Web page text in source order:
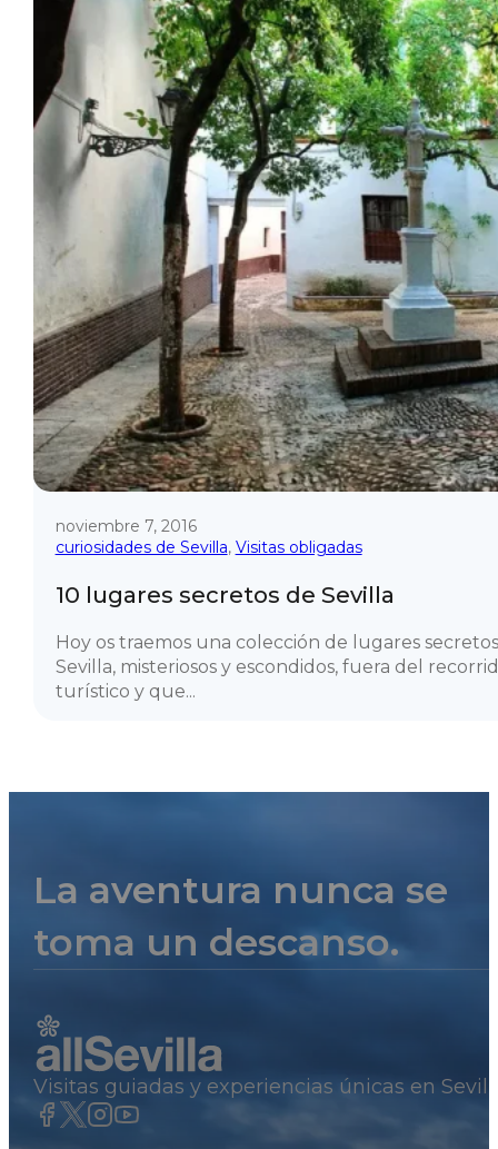
noviembre 7, 2016
curiosidades de Sevilla, Visitas obligadas
10 lugares secretos de Sevilla
Hoy os traemos una colección de lugares
Sevilla, misteriosos y escondidos, fuera del
turístico y que...
La aventura nunca se
toma un descanso.
Visitas guiadas y experiencias únicas en